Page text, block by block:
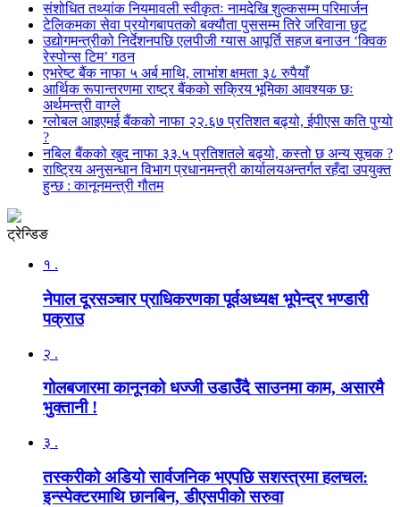
संशोधित तथ्यांक नियमावली स्वीकृतः नामदेखि शुल्कसम्म परिमार्जन
टेलिकमका सेवा प्रयोगबापतको बक्यौता पुससम्म तिरे जरिवाना छुट
उद्योगमन्त्रीको निर्देशनपछि एलपीजी ग्यास आपूर्ति सहज बनाउन ‘क्विक
रेस्पोन्स टिम’ गठन
एभरेष्ट बैंक नाफा ५ अर्ब माथि, लाभांश क्षमता ३८ रुपैयाँ
आर्थिक रूपान्तरणमा राष्ट्र बैंकको सक्रिय भूमिका आवश्यक छः
अर्थमन्त्री वाग्ले
ग्लोबल आइएमई बैंकको नाफा २२.६७ प्रतिशत बढ्यो, ईपीएस कति पुग्यो
?
नबिल बैंकको खुद नाफा ३३.५ प्रतिशतले बढ्यो, कस्तो छ अन्य सूचक ?
राष्ट्रिय अनुसन्धान विभाग प्रधानमन्त्री कार्यालयअन्तर्गत रहँदा उपयुक्त
हुन्छ : कानूनमन्त्री गौतम
ट्रेन्डिङ
१ .
नेपाल दूरसञ्चार प्राधिकरणका पूर्वअध्यक्ष भूपेन्द्र भण्डारी
पक्राउ
२ .
गोलबजारमा कानूनको धज्जी उडाउँदै साउनमा काम, असारमै
भुक्तानी !
३ .
तस्करीको अडियो सार्वजनिक भएपछि सशस्त्रमा हलचल:
इन्स्पेक्टरमाथि छानबिन, डीएसपीको सरुवा